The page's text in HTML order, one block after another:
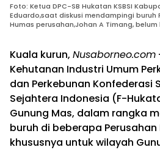
Foto: Ketua DPC-SB Hukatan KSBSI
Eduardo,saat diskusi mendampingi buruh
Humas perusahan,Johan A Timang,
Kuala kurun, Nusaborneo.com
Kehutanan Industri Umum
dan Perkebunan Konfederasi
Sejahtera Indonesia (F-
Gunung Mas, dalam rangka
buruh di beberapa Perusahan
khususnya untuk wilayah